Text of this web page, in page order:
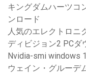
キングダムハーツコ
ンロード
人気のエレクトロニ
ディビジョン2 PCダ
Nvidia-smi windows
ウェイン・グルーデ